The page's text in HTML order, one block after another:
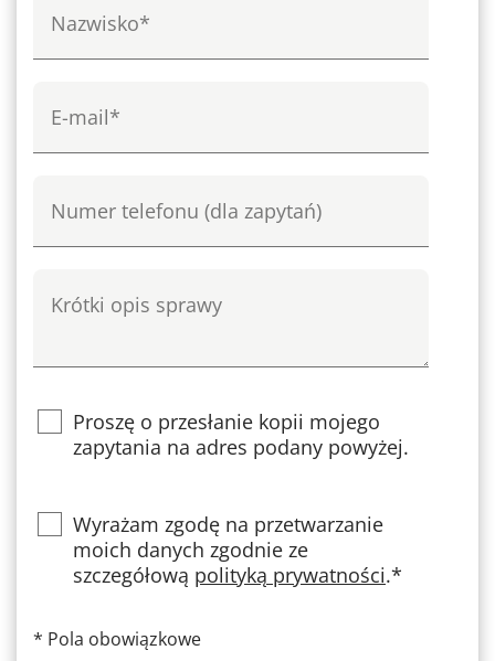
Proszę o przesłanie kopii mojego
zapytania na adres podany powyżej.
PrivacyWyrażam zgodę na przetwarzanie
moich danych zgodnie ze
szczegółową polityką prywatności.*
* Pola obowiązkowe